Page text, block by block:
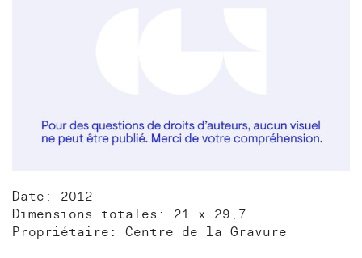
Date: 2012
Dimensions totales: 21 x 29,7
Propriétaire: Centre de la Gravure